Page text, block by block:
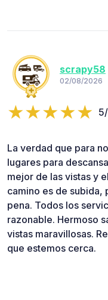
scrapy58
02/08/2026
La verdad que para
lugares para
mejor de las vistas y
camino es de subida,
pena. Todos los
razonable. Hermoso
vistas maravillosas.
que estemos cerca.